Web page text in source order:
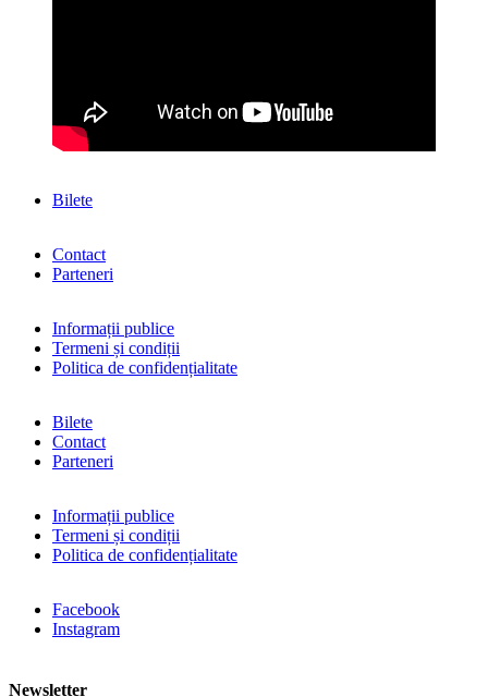
Bilete
Contact
Parteneri
Informații publice
Termeni și condiții
Politica de confidențialitate
Bilete
Contact
Parteneri
Informații publice
Termeni și condiții
Politica de confidențialitate
Facebook
Instagram
Newsletter